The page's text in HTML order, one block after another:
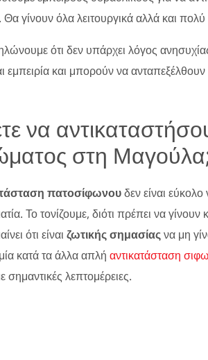
Θα γίνουν όλα λειτουργικά αλλά και πολύ
ότι δεν υπάρχει λόγος
εμπειρία και μπορούν να
να
στη
πατοσίφωνουδεν είναι
Το τονίζουμε, διότι πρέπει να
ότι είναι ζωτικής σημασίαςνα μη
κατά τα άλλα απλή αντικατάσταση
σημαντικές λεπτομέρειες.